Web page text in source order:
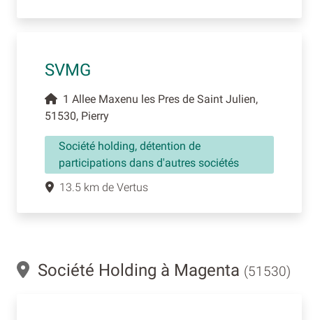
SVMG
1 Allee Maxenu les Pres de Saint Julien,
51530, Pierry
Société holding, détention de
participations dans d'autres sociétés
13.5 km de Vertus
Société Holding à Magenta (51530)